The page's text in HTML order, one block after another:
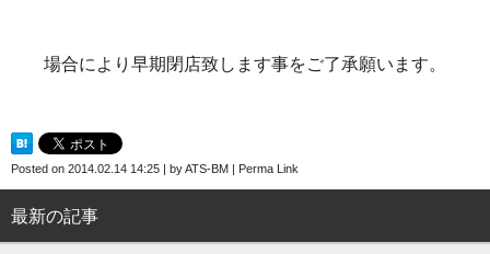
場合により早期閉店致します事をご了承願います。
Posted on 2014.02.14 14:25 | byATS-BM | Perma Link
最新の記事